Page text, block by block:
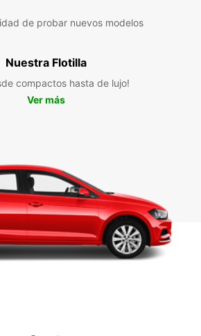
de probar nuevos modelos
Nuestra Flotilla
compactos hasta de lujo!
Ver más